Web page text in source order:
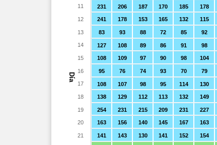
Día
231 206 187 170 185 178
241 178 153 165 132 115
83 93 88 72 85 92
127 108 89 86 91 98
108 109 97 90 98 104
95 76 74 93 70 79
108 107 98 95 114 130
138 129 112 113 132 149
254 231 215 209 231 227
163 156 140 145 167 163
141 143 130 141 152 154
11
12
13
14
15
16
17
18
19
20
21